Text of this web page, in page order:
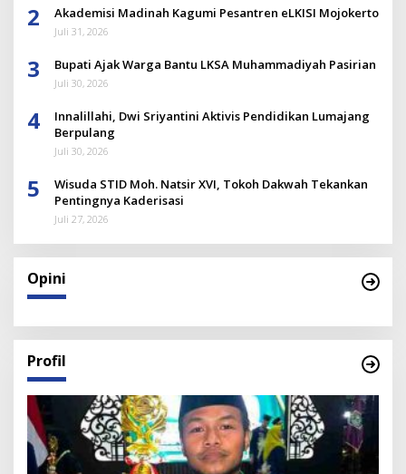
2 Akademisi Madinah Kagumi Pesantren eLKISI Mojokerto
Juli 31, 2026
3 Bupati Ajak Warga Bantu LKSA Muhammadiyah Pasirian
Juli 30, 2026
4
Innalillahi, Dwi Sriyantini Aktivis Pendidikan Lumajang
Berpulang
Juli 30, 2026
5
Wisuda STID Moh. Natsir XVI, Tokoh Dakwah Tekankan
Pentingnya Kaderisasi
Juli 27, 2026
Opini
Profil